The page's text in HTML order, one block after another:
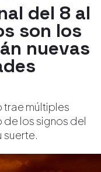
del 8 al
son los
nuevas
trae múltiples
los signos del
suerte.